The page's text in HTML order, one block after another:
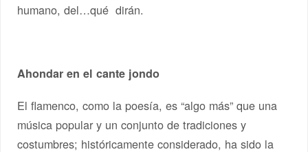
humano, del…qué dirán.
Ahondar en el cante jondo
El flamenco, como la poesía, es “algo más” que una
música popular y un conjunto de tradiciones y
costumbres; históricamente considerado, ha sido la